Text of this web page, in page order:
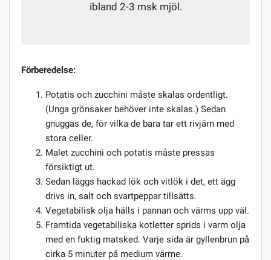
ibland 2-3 msk mjöl.
Förberedelse:
Potatis och zucchini måste skalas ordentligt.
(Unga grönsaker behöver inte skalas.) Sedan
gnuggas de, för vilka de bara tar ett rivjärn med
stora celler.
Malet zucchini och potatis måste pressas
försiktigt ut.
Sedan läggs hackad lök och vitlök i det, ett ägg
drivs in, salt och svartpeppar tillsätts.
Vegetabilisk olja hälls i pannan och värms upp väl.
Framtida vegetabiliska kotletter sprids i varm olja
med en fuktig matsked. Varje sida är gyllenbrun på
cirka 5 minuter på medium värme.